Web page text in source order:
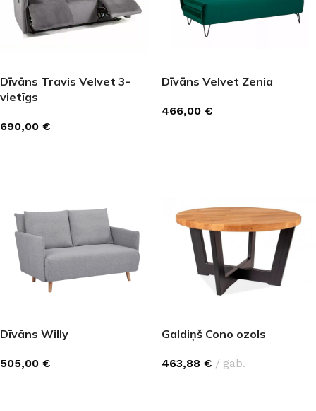
Dīvāns Travis Velvet 3-
vietīgs
690,00 €
Dīvāns Velvet Zenia
466,00 €
Dīvāns Willy
505,00 €
Galdiņš Cono ozols
463,88 € gab.